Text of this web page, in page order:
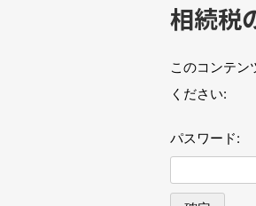
相続税
このコンテン
ください:
パスワード: